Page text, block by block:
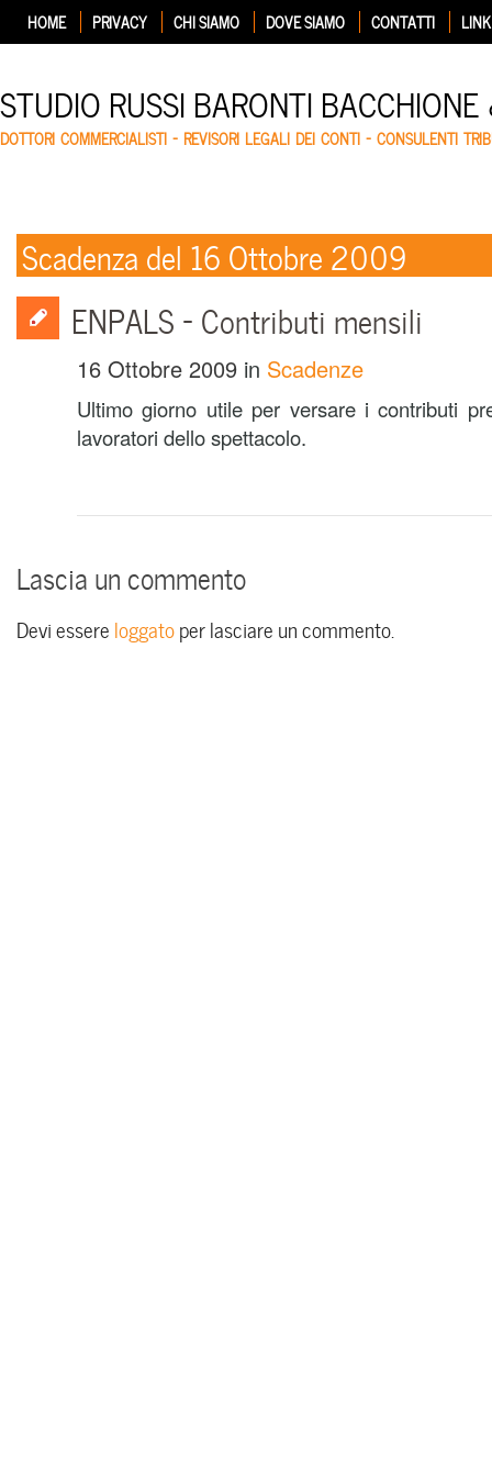
HOME PRIVACY CHI SIAMO DOVE SIAMO CONTATTI LINK
STUDIO RUSSI BARONTI
DOTTORI COMMERCIALISTI – REVISORI LEGALI DEI CONTI – CONSULENTI
Scadenza del 16 Ottobre 2009
ENPALS – Contributi mensili
16 Ottobre 2009 in Scadenze
Ultimo giorno utile per versare i contributi
lavoratori dello spettacolo.
Lascia un commento
Devi essere loggatoper lasciare un commento.